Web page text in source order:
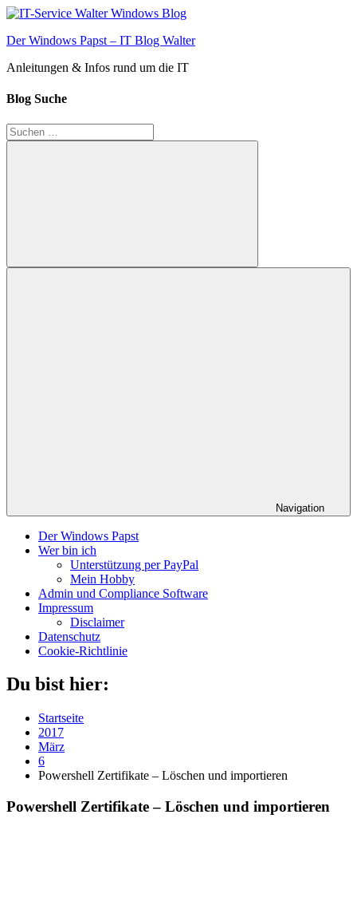
Zum
springen
Der Windows Papst – IT Blog Walter
Anleitungen & Infos rund um die IT
Blog Suche
Suchen
nach:
Suchen
Navigation
Der Windows Papst
Wer bin ich
Unterstützung per PayPal
Mein Hobby
Admin und Compliance Software
Impressum
Disclaimer
Datenschutz
Cookie-Richtlinie
Du bist hier:
Startseite
2017
März
6
Powershell Zertifikate – Löschen und importieren
Powershell Zertifikate – Löschen und importieren